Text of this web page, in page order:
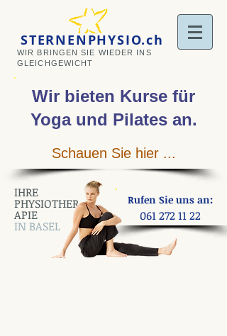
STERNENPHYSIO.ch
WIR BRINGEN SIE WIEDER INS
GLEICHGEWICHT
Wir bieten Kurse für
Yoga und Pilates an.
Schauen Sie hier ...
IHRE
PHYSIOTHER
APIE
IN BASEL
Rufen Sie uns an:
061 272 11 22